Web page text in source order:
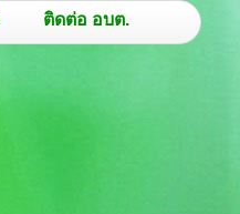
ติดต่อ อบต.